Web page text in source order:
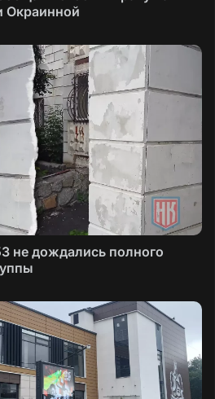
Окраинной
не дождались полного